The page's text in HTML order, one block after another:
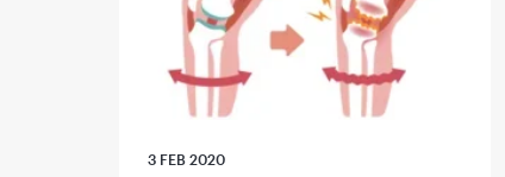
3 FEB 2020